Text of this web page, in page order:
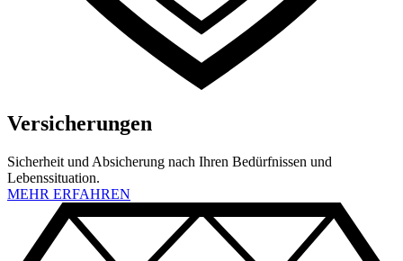
Versicherungen
Sicherheit und Absicherung nach Ihren Bedürfnissen und
Lebenssituation.
MEHR ERFAHREN